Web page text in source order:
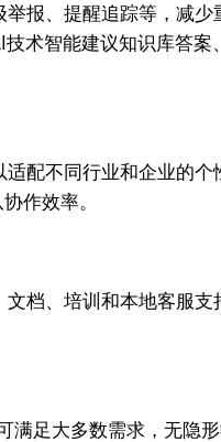
报、提醒追踪等，减
术智能建议知识库答
配不同行业和企业的
作效率。
档、培训和本地客服
满足大多数需求，无隐